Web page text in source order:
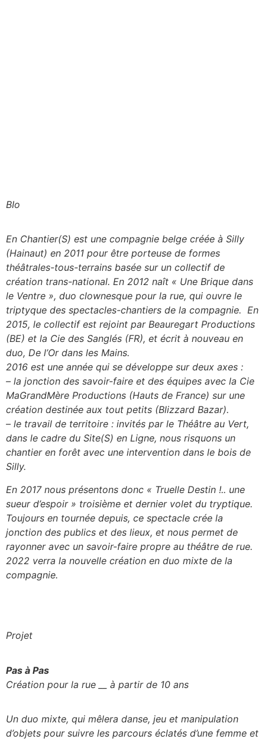
BIo
En Chantier(S) est une compagnie belge créée à Silly
(Hainaut) en 2011 pour être porteuse de formes
théâtrales-tous-terrains basée sur un collectif de
création trans-national. En 2012 naît « Une Brique dans
le Ventre », duo clownesque pour la rue, qui ouvre le
triptyque des spectacles-chantiers de la compagnie. En
2015, le collectif est rejoint par Beauregart Productions
(BE) et la Cie des Sanglés (FR), et écrit à nouveau en
duo, De l’Or dans les Mains.
2016 est une année qui se développe sur deux axes :
– la jonction des savoir-faire et des équipes avec la Cie
MaGrandMère Productions (Hauts de France) sur une
création destinée aux tout petits (Blizzard Bazar).
– le travail de territoire : invités par le Théâtre au Vert,
dans le cadre du Site(S) en Ligne, nous risquons un
chantier en forêt avec une intervention dans le bois de
Silly.
En 2017 nous présentons donc « Truelle Destin !.. une
sueur d’espoir » troisième et dernier volet du tryptique.
Toujours en tournée depuis, ce spectacle crée la
jonction des publics et des lieux, et nous permet de
rayonner avec un savoir-faire propre au théâtre de rue.
2022 verra la nouvelle création en duo mixte de la
compagnie.
Projet
Pas à Pas
Création pour la rue __ à partir de 10 ans
Un duo mixte, qui mêlera danse, jeu et manipulation
d’objets pour suivre les parcours éclatés d’une femme et